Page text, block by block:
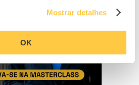
Mostrar detalhes
OK